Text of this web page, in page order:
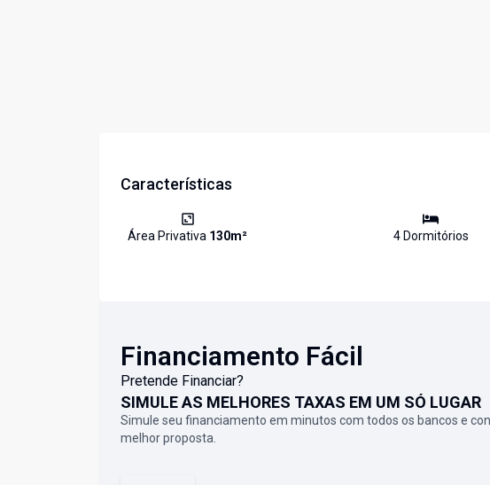
Características
Área Privativa 130m² 4Dormitórios
Financiamento Fácil
Pretende Financiar?
SIMULE AS MELHORES TAXAS EM UM SÓ LUGAR
Simule seu financiamento em minutos com todos os bancos e
melhor proposta.